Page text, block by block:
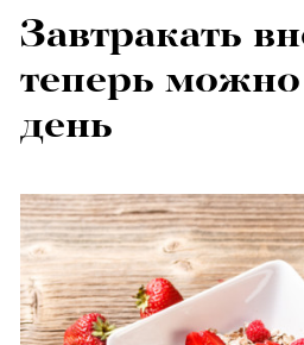
Завтракать
теперь
день